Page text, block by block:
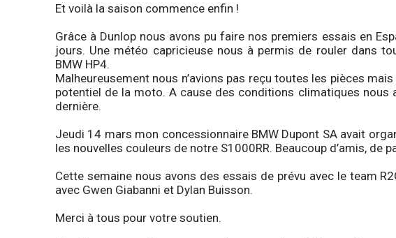
Et voilà la saison commence enfin !
Grâce à Dunlop nous avons pu faire nos premiers essais en
jours. Une météo capricieuse nous à permis de rouler dans
BMW HP4.
Malheureusement nous n’avions pas reçu toutes les pièces
potentiel de la moto. A cause des conditions climatiques nous
dernière.
Jeudi 14 mars mon concessionnaire BMW Dupont SA avait
les nouvelles couleurs de notre S1000RR. Beaucoup d’amis, de
Cette semaine nous avons des essais de prévu avec le team
avec Gwen Giabanni et Dylan Buisson.
Merci à tous pour votre soutien.